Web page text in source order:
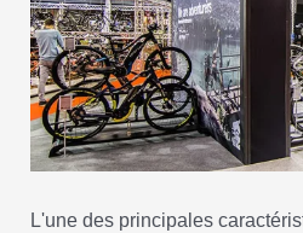
L'une des principales